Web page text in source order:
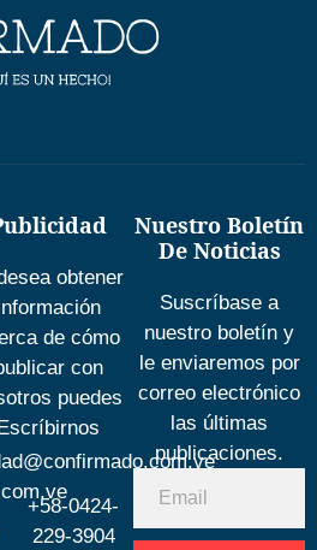
obtener
de cómo
con
puedes
Escríbirnos
+58-0424-
229-3904
Nuestro Boletín
De Noticias
Suscríbase a
nuestro boletín y
le enviaremos por
correo electrónico
las últimas
publicaciones.